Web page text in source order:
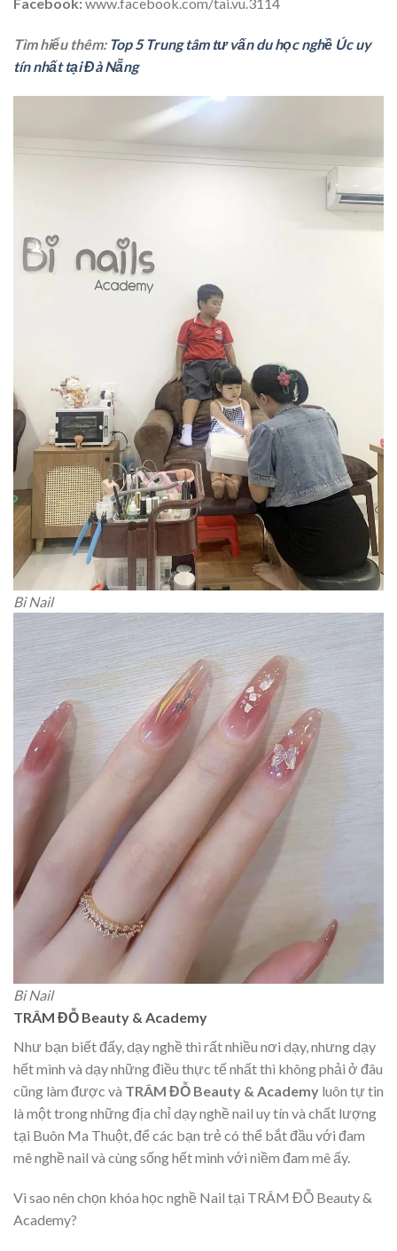
Tìm hiểu thêm: Top 5 Trung tâm tư vấn du học nghề Úc uy
tín nhất tại Đà Nẵng
Bi Nail
Bi Nail
TRÂM ĐỖ Beauty & Academy
Như bạn biết đấy, dạy nghề thì rất nhiều nơi dạy, nhưng dạy
hết mình và dạy những điều thực tế nhất thì không phải ở đâu
cũng làm được và TRÂM ĐỖ Beauty & Academy luôn tự tin
là một trong những địa chỉ dạy nghề nail uy tín và chất lượng
tại Buôn Ma Thuột, để các bạn trẻ có thể bắt đầu với đam
mê nghề nail và cùng sống hết mình với niềm đam mê ấy.
Vì sao nên chọn khóa học nghề Nail tại TRÂM ĐỖ Beauty &
Academy?